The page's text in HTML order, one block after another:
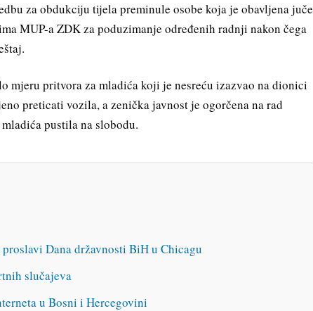
za obdukciju tijela preminule osobe koja je obavljena juče
MUP-a ZDK za poduzimanje određenih radnji nakon čega
mjeru pritvora za mladića koji je nesreću izazvao na dionici
preticati vozila, a zenička javnost je ogorčena na rad
pustila na slobodu.
Dana državnosti BiH u Chicagu
slučajeva
u Bosni i Hercegovini